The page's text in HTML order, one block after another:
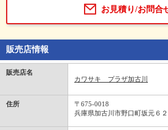
お見積り/お問合
販売店情報
販売店名
カワサキ プラザ加古川
住所
〒675-0018
兵庫県加古川市野口町坂元６